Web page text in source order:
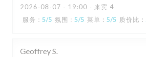
2026-08-07 - 19:00 - 来宾 4
服务 : 5/5 氛围 : 5/5 菜单 : 5/5 质价比 :
GeoffreyS